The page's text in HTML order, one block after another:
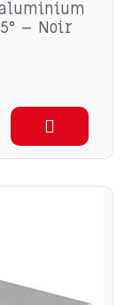
– Noir